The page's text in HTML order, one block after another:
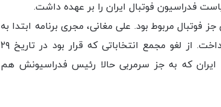
فدراسیون فوتبال ایران را بر عهده داشت.
فوتبال مربوط بود. علی مغانی، مجری برنامه ابتدا به
شرح اتفاقات فدراسیون والیبال در چند روز اخیر پرداخت. از لغو مجمع انتخاباتی که قرار بود در تاریخ ۲۹
ایران که به جز سرمربی حالا رئیس فدراسیونش هم